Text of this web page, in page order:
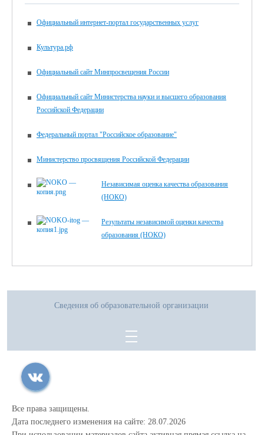
Официальный интернет-портал государственных услуг
Культура.рф
Официальный сайт Минпросвещения России
Официальный сайт Министерства науки и высшего образования
Российской Федерации
Федеральный портал "Российское образование"
Министерство просвящения Российской Федерации
Независимая оценка качества образования
(НОКО)
Результаты независимой оценки качества
образования (НОКО)
Сведения об образовательной организации
Все права защищены.
Дата последнего изменения на сайте: 28.07.2026